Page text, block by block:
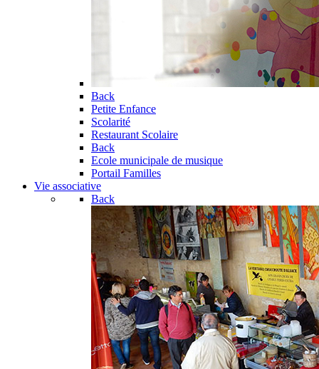
Back
Petite Enfance
Scolarité
Restaurant Scolaire
Back
Ecole municipale de musique
Portail Familles
Vie associative
Back